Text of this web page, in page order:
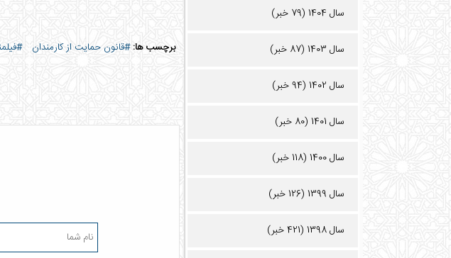
سال 1404 (79 خبر)
سال 1403 (87 خبر)
سال 1402 (94 خبر)
سال 1401 (80 خبر)
سال 1400 (118 خبر)
سال 1399 (126 خبر)
سال 1398 (421 خبر)
برچسب ها:#قانون حمایت از کارمندان